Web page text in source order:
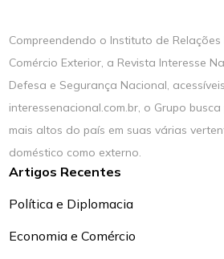
Compreendendo o Instituto de
Comércio Exterior, a Revista Interesse
Defesa e Segurança Nacional,
interessenacional.com.br, o Grupo
mais altos do país em suas várias
doméstico como externo.
Artigos Recentes
Política e Diplomacia
Economia e Comércio